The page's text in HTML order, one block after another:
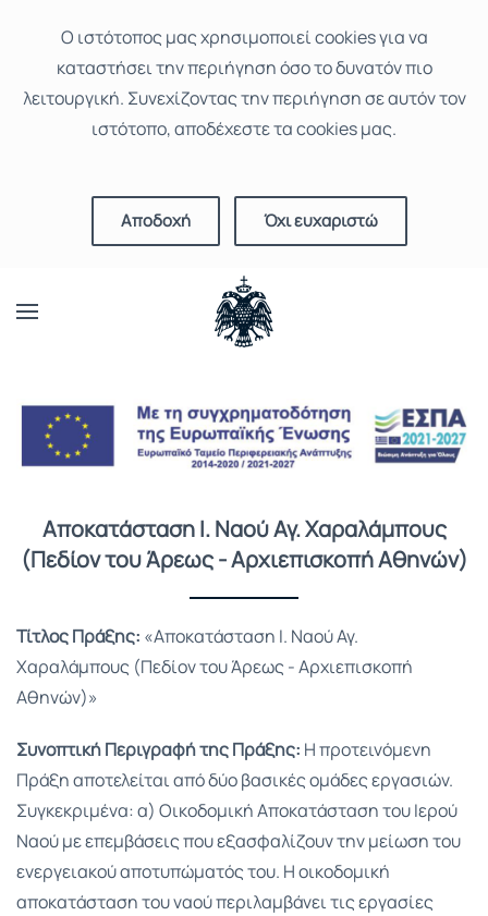
Ο ιστότοπoς μας χρησιμοποιεί cookies για να
καταστήσει την περιήγηση όσο το δυνατόν πιο
λειτουργική. Συνεχίζοντας την περιήγηση σε αυτόν τον
ιστότοπο, αποδέχεστε τα cookies μας.
Αποδοχή Όχι ευχαριστώ
Αποκατάσταση Ι. Ναού Αγ. Χαραλάμπους
(Πεδίον του Άρεως - Αρχιεπισκοπή Αθηνών)
Τίτλος Πράξης: «Αποκατάσταση Ι. Ναού Αγ.
Χαραλάμπους (Πεδίον του Άρεως - Αρχιεπισκοπή
Αθηνών)»
Συνοπτική Περιγραφή της Πράξης: Η προτεινόμενη
Πράξη αποτελείται από δύο βασικές ομάδες εργασιών.
Συγκεκριμένα: α) Οικοδομική Αποκατάσταση του Ιερού
Ναού με επεμβάσεις που εξασφαλίζουν την μείωση του
ενεργειακού αποτυπώματός του. Η οικοδομική
αποκατάσταση του ναού περιλαμβάνει τις εργασίες